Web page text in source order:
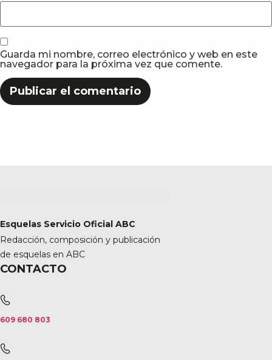
Guarda mi nombre, correo electrónico y web en este
navegador para la próxima vez que comente.
Esquelas Servicio Oficial ABC
Redacción, composición y publicación
de esquelas en ABC
CONTACTO
609 680 803